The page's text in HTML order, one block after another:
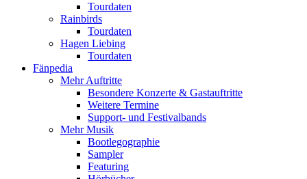
Tourdaten
Rainbirds
Tourdaten
Hagen Liebing
Tourdaten
Fänpedia
Mehr Auftritte
Besondere Konzerte & Gastauftritte
Weitere Termine
Support- und Festivalbands
Mehr Musik
Bootlegographie
Sampler
Featuring